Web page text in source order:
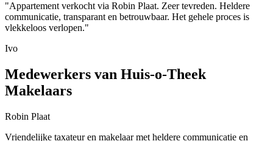
"Appartement verkocht via Robin Plaat. Zeer tevreden. Heldere
communicatie, transparant en betrouwbaar. Het gehele proces is
vlekkeloos verlopen."
Ivo
Medewerkers van Huis-o-Theek
Makelaars
Robin Plaat
Vriendelijke taxateur en makelaar met heldere communicatie en